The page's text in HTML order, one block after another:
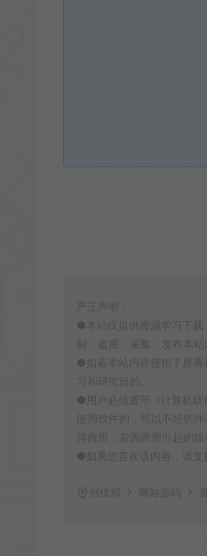
严正声明：
●本站仅提供资源学习下载
制、盗用、采集、发布本站
●如若本站内容侵犯了原著
习和研究目的。
●用户必须遵守《计算机软
使用软件的，可以不经软
得商用，若因商用引起的
●如果您喜欢该内容，请
创优邦 网站源码